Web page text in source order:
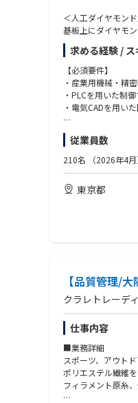
＜人工ダイヤモン
基板上にダイヤモ
近年は宝飾品だけ
＜主な業務内容＞
■装置設計、立ち
・マイクロ波CVD
・PLCおよびPCに
・実機での動作確
■安全規格、品質対
・海外安全規格（
・ノイズ対策（
■社内、工場、顧客
・装置製造工場・
・大電力受電・配
・マイクロ波発振
・制御盤／操作盤
・機器選定：真空
・安全インターロ
■ソフトウェア・制
・PLC制御：各種
・PC-GUI：Visual
・資産管理：Git /
求める経験 / ス
【必須要件】
・産業用機械・精
・PLCを用いた制
・電気CADを用い
【歓迎要件】
マイクロ波CVD装
■装置・高周波関連
・高周波（RF/マイ
・C#、C++等の高
・英語を使用する
・海外出張経験
従業員数
210名 （2026年4月
東京都
【品質管理/
クラレトレーデ
仕事内容
■業務詳細
スポーツ、アウト
ポリエステル繊維
フィラメント原糸